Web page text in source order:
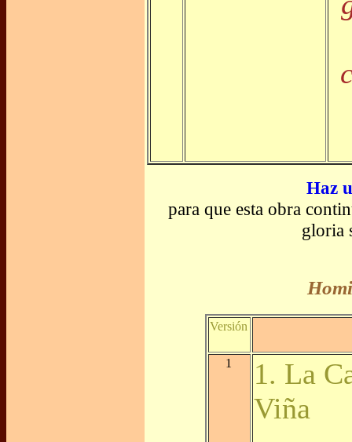
Haz
para que esta obra
gloria
Versión
1
1. La
Viña